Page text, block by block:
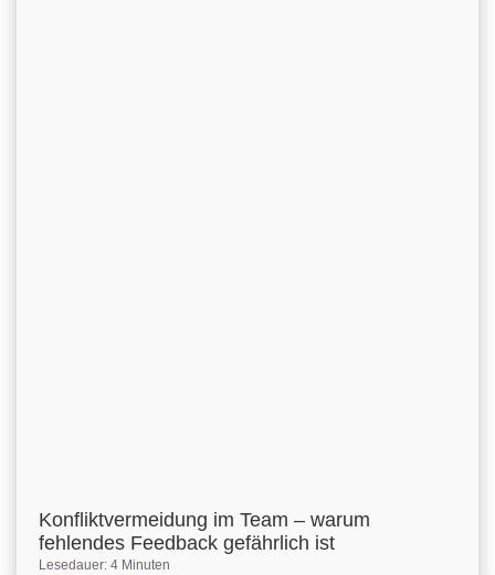
Konfliktvermeidung im Team – warum
fehlendes Feedback gefährlich ist
Lesedauer: 4 Minuten